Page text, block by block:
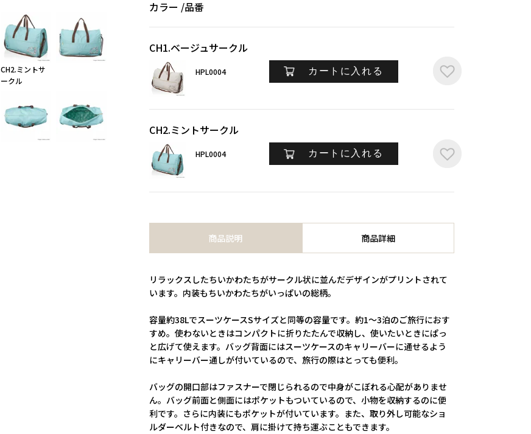
CH2.ミントサ
ークル
カラー 品番
CH1.ベージュサークル
HPL0004 カートに入れる
CH2.ミントサークル
HPL0004 カートに入れる
商品説明 商品詳細
リラックスしたちいかわたちがサークル状に並んだデザインがプリントされて
います。内装もちいかわたちがいっぱいの総柄。
容量約38LでスーツケースSサイズと同等の容量です。約1～3泊のご旅行におす
すめ。使わないときはコンパクトに折りたたんで収納し、使いたいときにぱっ
と広げて使えます。バッグ背面にはスーツケースのキャリーバーに通せるよう
にキャリーバー通しが付いているので、旅行の際はとっても便利。
バッグの開口部はファスナーで閉じられるので中身がこぼれる心配がありませ
ん。バッグ前面と側面にはポケットもついているので、小物を収納するのに便
利です。さらに内装にもポケットが付いています。また、取り外し可能なショ
ルダーベルト付きなので、肩に掛けて持ち運ぶこともできます。